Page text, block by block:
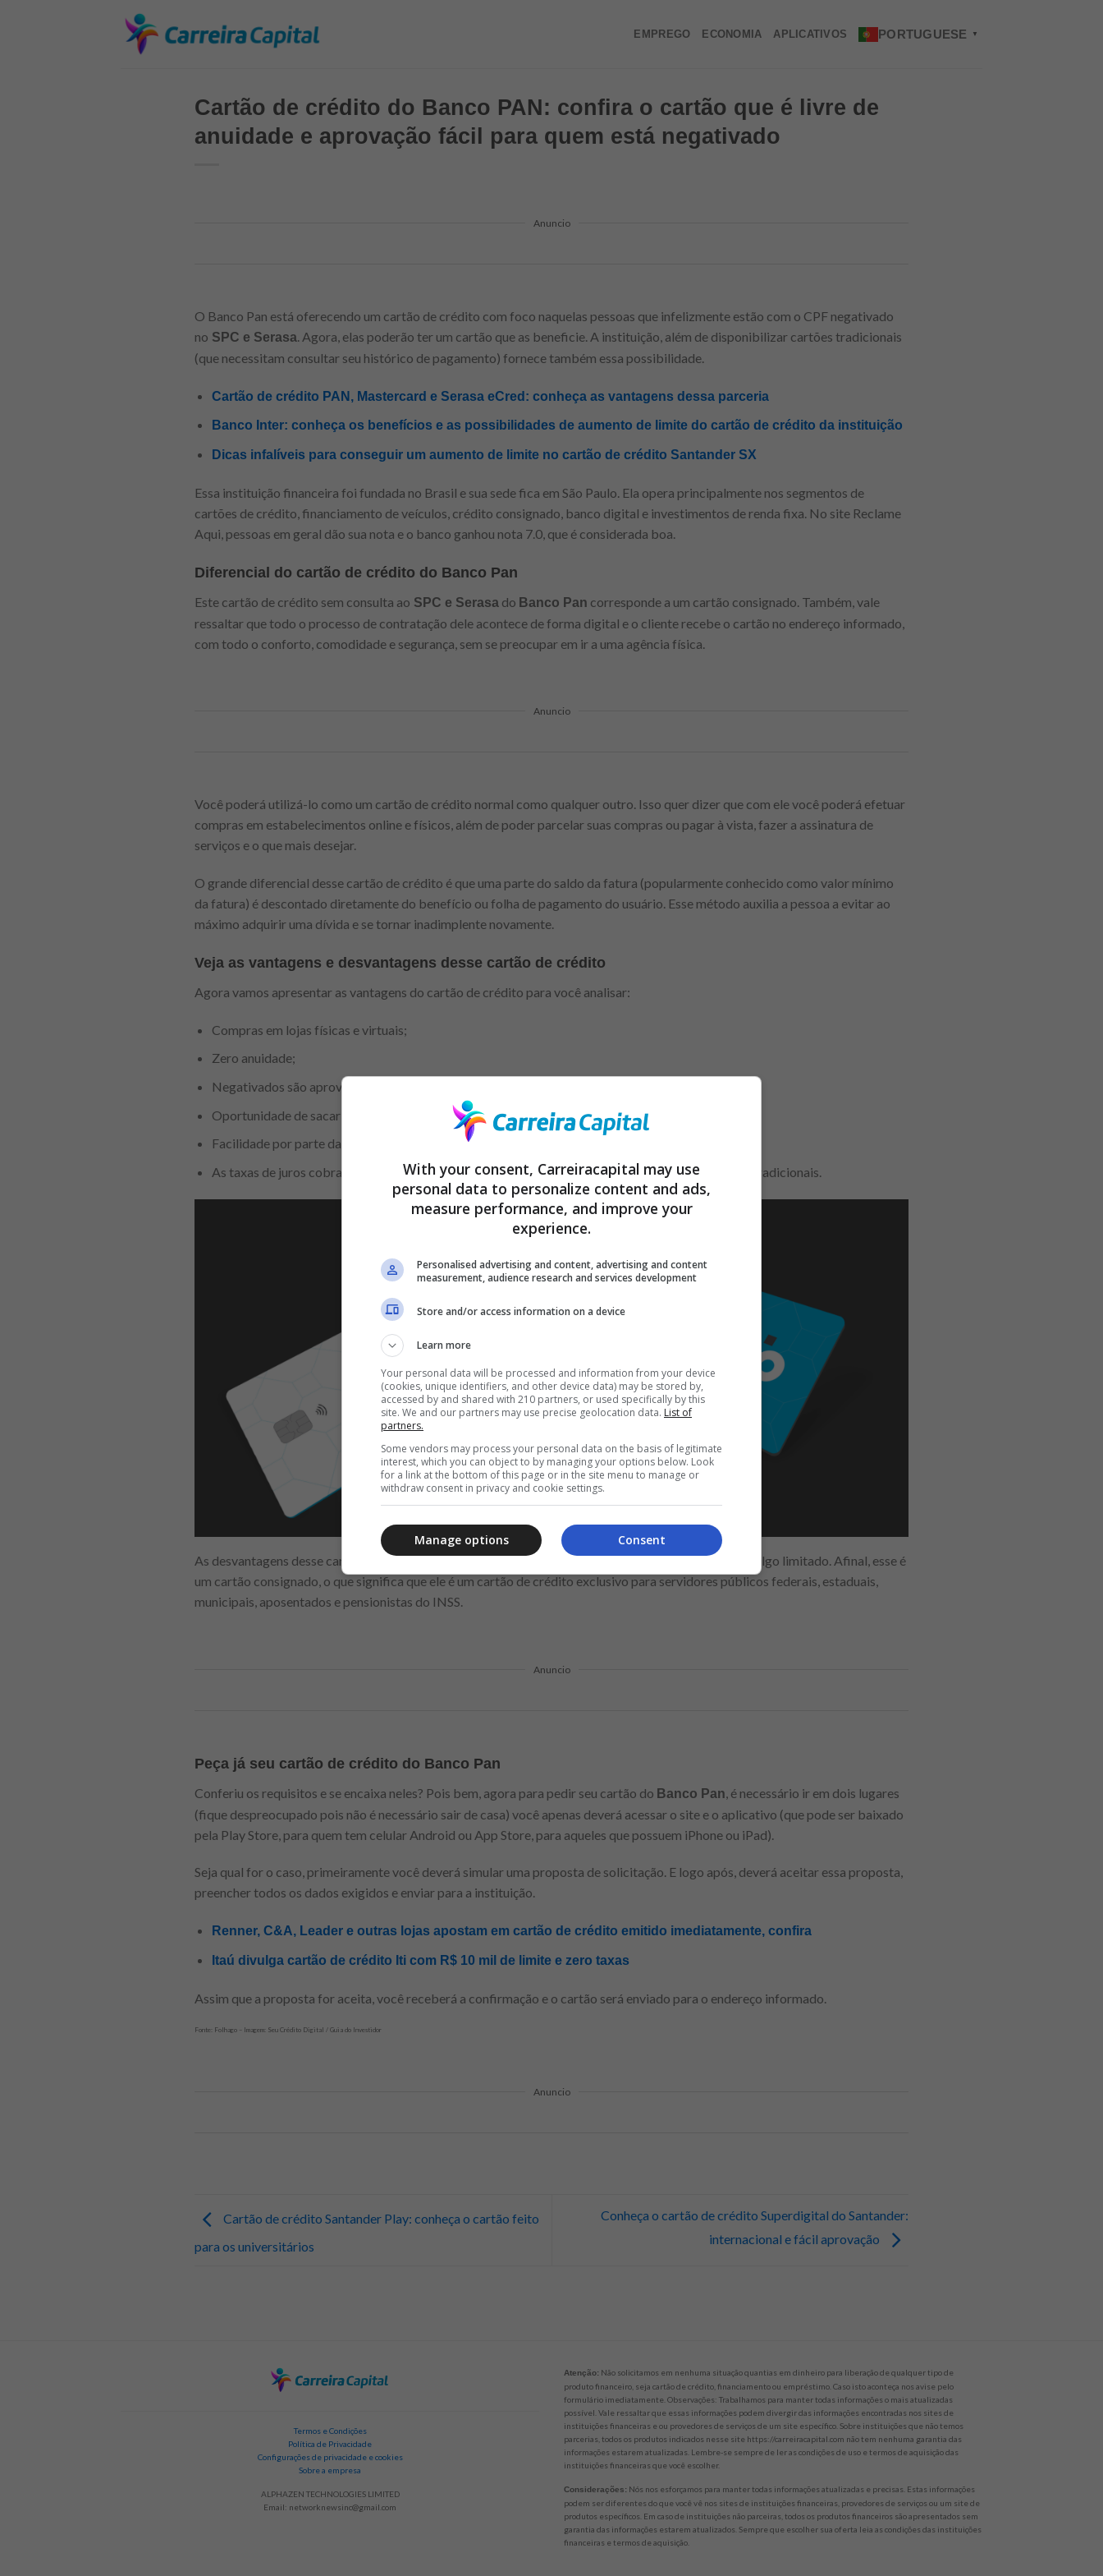
EMPREGO ECONOMIA APLICATIVOS PORTUGUESE ▼
Cartão de crédito do Banco PAN: confira o cartão que é livre de
anuidade e aprovação fácil para quem está negativado
Anuncio
O Banco Pan está oferecendo um cartão de crédito com foco naquelas pessoas que infelizmente estão com o CPF negativado
no SPC e Serasa. Agora, elas poderão ter um cartão que as beneficie. A instituição, além de disponibilizar cartões tradicionais
(que necessitam consultar seu histórico de pagamento) fornece também essa possibilidade.
Cartão de crédito PAN, Mastercard e Serasa eCred: conheça as vantagens dessa parceria
Banco Inter: conheça os benefícios e as possibilidades de aumento de limite do cartão de crédito da instituição
Dicas infalíveis para conseguir um aumento de limite no cartão de crédito Santander SX
Essa instituição financeira foi fundada no Brasil e sua sede fica em São Paulo. Ela opera principalmente nos segmentos de
cartões de crédito, financiamento de veículos, crédito consignado, banco digital e investimentos de renda fixa. No site Reclame
Aqui, pessoas em geral dão sua nota e o banco ganhou nota 7.0, que é considerada boa.
Diferencial do cartão de crédito do Banco Pan
Este cartão de crédito sem consulta ao SPC e Serasa do Banco Pan corresponde a um cartão consignado. Também, vale
ressaltar que todo o processo de contratação dele acontece de forma digital e o cliente recebe o cartão no endereço informado,
com todo o conforto, comodidade e segurança, sem se preocupar em ir a uma agência física.
Anuncio
Você poderá utilizá-lo como um cartão de crédito normal como qualquer outro. Isso quer dizer que com ele você poderá efetuar
compras em estabelecimentos online e físicos, além de poder parcelar suas compras ou pagar à vista, fazer a assinatura de
serviços e o que mais desejar.
O grande diferencial desse cartão de crédito é que uma parte do saldo da fatura (popularmente conhecido como valor mínimo
da fatura) é descontado diretamente do benefício ou folha de pagamento do usuário. Esse método auxilia a pessoa a evitar ao
máximo adquirir uma dívida e se tornar inadimplente novamente.
Veja as vantagens e desvantagens desse cartão de crédito
Agora vamos apresentar as vantagens do cartão de crédito para você analisar:
Compras em lojas físicas e virtuais;
Zero anuidade;
Negativados são aprovados;
Oportunidade de sacar uma parte do limite de crédito;
Facilidade por parte da fatura ser descontada diretamente em folha;
As taxas de juros cobradas são até 4 vezes mais baixas que as observadas nos cartões de crédito tradicionais.
As desvantagens desse cartão de crédito estão diretamente relacionadas ao fato do público alvo ser algo limitado. Afinal, esse é
um cartão consignado, o que significa que ele é um cartão de crédito exclusivo para servidores públicos federais, estaduais,
municipais, aposentados e pensionistas do INSS.
Anuncio
Peça já seu cartão de crédito do Banco Pan
Conferiu os requisitos e se encaixa neles? Pois bem, agora para pedir seu cartão do Banco Pan , é necessário ir em dois lugares
(fique despreocupado pois não é necessário sair de casa) você apenas deverá acessar o site e o aplicativo (que pode ser baixado
pela Play Store, para quem tem celular Android ou App Store, para aqueles que possuem iPhone ou iPad).
Seja qual for o caso, primeiramente você deverá simular uma proposta de solicitação. E logo após, deverá aceitar essa proposta,
preencher todos os dados exigidos e enviar para a instituição.
Renner, C&A, Leader e outras lojas apostam em cartão de crédito emitido imediatamente, confira
Itaú divulga cartão de crédito Iti com R$ 10 mil de limite e zero taxas
Assim que a proposta for aceita, você receberá a confirmação e o cartão será enviado para o endereço informado.
Fonte: Folhago – Imagem: Seu Crédito Digital / Guia do Investidor
Anuncio
Cartão de crédito Santander Play: conheça o cartão feito
para os universitários
Conheça o cartão de crédito Superdigital do Santander:
internacional e fácil aprovação
Termos e Condições
Política de Privacidade
Configurações de privacidade e cookies
Sobre a empresa
ALPHAZEN TECHNOLOGIES LIMITED
Email: networknewsinc@gmail.com
Atenção: Não solicitamos em nenhuma situação quantias em dinheiro para liberação de qualquer tipo de
produto financeiro, seja cartão de crédito, financiamento ou empréstimo. Caso isto aconteça nos avise pelo
formulário imediatamente. Observações: Trabalhamos para manter todas informações o mais atualizadas
possível. Vale ressaltar que essas informações podem divergir das informações encontradas nos sites de
instituições financeiras e ou provedores de serviços de um site específico. Sobre instituições que não temos
parcerias, todos os produtos indicados nesse site https://carreiracapital.com não tem nenhuma garantia das
informações estarem atualizadas. Lembre-se sempre de ler as condições de uso e termos de aquisição das
instituições financeiras que você escolher.
Considerações: Nós nos esforçamos para manter todas informações atualizadas e precisas. Estas informações
podem ser diferentes do que você vê nos sites de instituições financeiras, provedores de serviços ou um site de
produtos específicos. Em caso de instituições não parceiras, todos os produtos financeiros são apresentados sem
garantia das informações estarem atualizados. Sempre que escolher sua oferta leia as condições das instituições
financeiras e termos de aquisição.
With your consent, Carreiracapital may use
personal data to personalize content and ads,
measure performance, and improve your
experience.
Personalised advertising and content, advertising and content
measurement, audience research and services development
Store and/or access information on a device
Learn more
Your personal data will be processed and information from your device
(cookies, unique identifiers, and other device data) may be stored by,
accessed by and shared with 210 partners, or used specifically by this
site. We and our partners may use precise geolocation data. List of
partners.
Some vendors may process your personal data on the basis of legitimate
interest, which you can object to by managing your options below. Look
for a link at the bottom of this page or in the site menu to manage or
withdraw consent in privacy and cookie settings.
Consent
Manage options